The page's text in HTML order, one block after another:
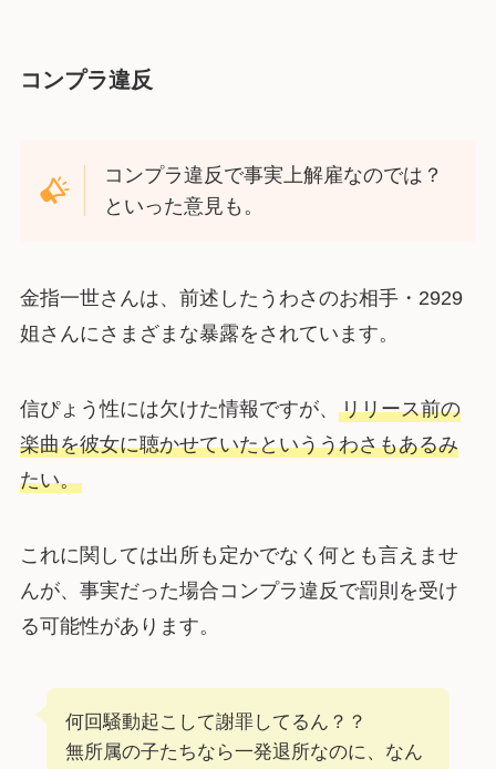
コンプラ違反
コンプラ違反で事実上解雇なのでは？
といった意見も。
金指一世さんは、前述したうわさのお相手・2929
姐さんにさまざまな暴露をされています。
信ぴょう性には欠けた情報ですが、 リリース前の
楽曲を彼女に聴かせていたといううわさもあるみ
たい。
これに関しては出所も定かでなく何とも言えませ
んが、事実だった場合コンプラ違反で罰則を受け
る可能性があります。
何回騒動起こして謝罪してるん？？
無所属の子たちなら一発退所なのに、なん